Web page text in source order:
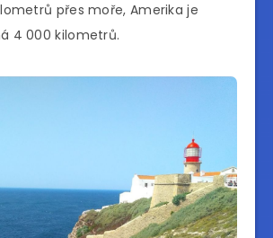
přes moře, Amerika je
4 000 kilometrů.